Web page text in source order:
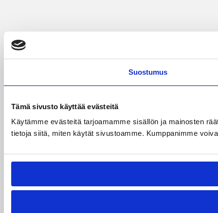
Suostumus
Tämä sivusto käyttää evästeitä
Käytämme evästeitä tarjoamamme sisällön ja mainosten
tietoja siitä, miten käytät sivustoamme. Kumppanimme